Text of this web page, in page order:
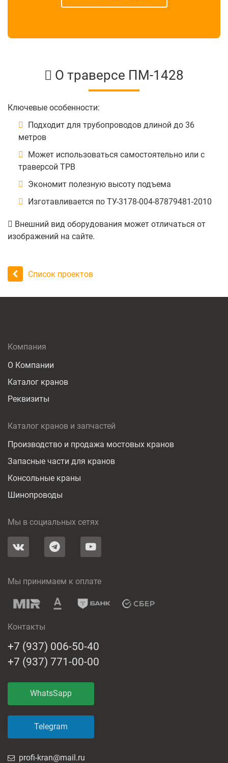
О траверсе ПМ-1428
Ключевые особенности:
Подходит для трубопроводов длиной до 36
метров
Может использоваться самостоятельно или с
траверсой ТРВ
Экономит полезную высоту подъема
Изготавливается по ТУ-3178-004-87879481-2010
Внешний вид оборудования может отличаться от
изображений на сайте.
Список проектов
Компания
О Компании
Каталог кранов
Реквизиты
Каталог кранов и запчастей
Производство и продажа мостовых кранов
Запасные части для кранов
Консольные краны
Шинопроводы
Мы в социальных сетях
Мы принимаем к оплате
Контакты
+7 (937) 006-50-40
+7 (937) 771-00-00
WhatsSapp
Telegram
profi-kran@mail.ru